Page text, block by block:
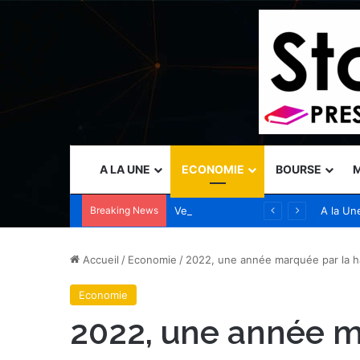
A LA UNE ECONOMIE BOURSE
Breaking News A la
Accueil / Economie / 2022, une année marquée par la
Economie
2022, une année